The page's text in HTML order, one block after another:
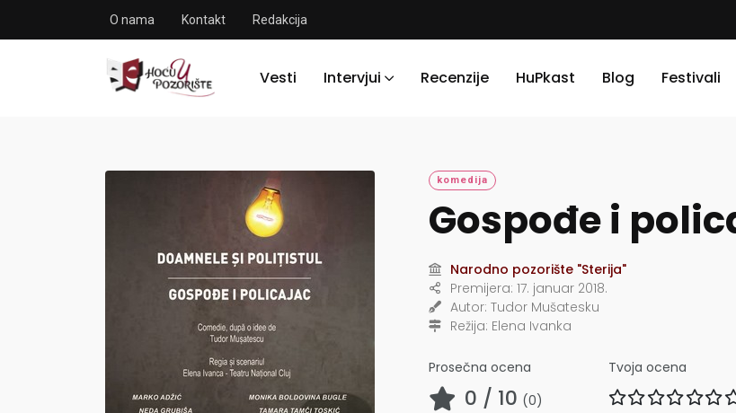
O nama Kontakt Redakcija
Vesti Intervjui Recenzije HuPkast Blog Festivali
komedija
Gospođe i
Narodno pozorište "Sterija"
Premijera: 17. januar 2018.
Autor: Tudor Mušatesku
Režija: Elena Ivanka
Prosečna ocena
0 / 10 (0)
Tvoja ocena